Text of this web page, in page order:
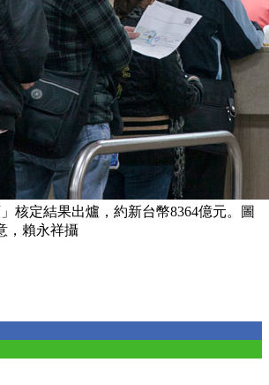
核定結果出爐，約新台幣8364億元。圖
，賴永祥攝